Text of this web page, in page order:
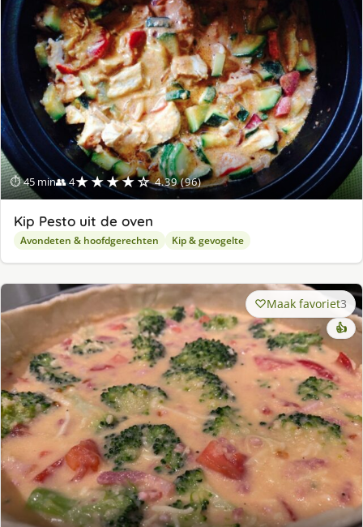
⏱ 45 min👥 4★★★★☆ 4.39 (96)
Kip Pesto uit de oven
Avondeten & hoofdgerechten Kip & gevogelte
Maak favoriet3
👍